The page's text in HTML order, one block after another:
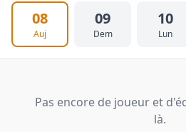
08
Auj
09
Dem
10
Lun
Pas encore de joueur et
là.